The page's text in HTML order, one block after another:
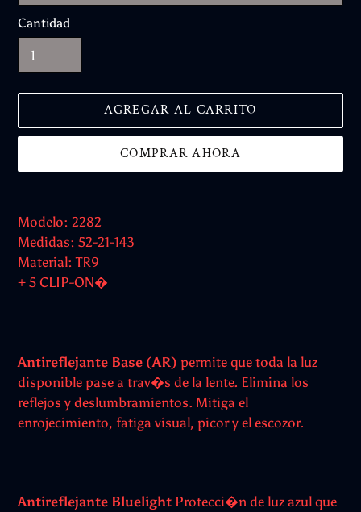
Cantidad
AGREGAR AL CARRITO
COMPRAR AHORA
el
producto
a
tu
Modelo: 2282
Medidas: 52-21-143
Material: TR9
+ 5 CLIP-ON�
Antireflejante Base (AR) permite que toda la luz
disponible pase a trav�s de la lente. Elimina los
reflejos y deslumbramientos. Mitiga el
enrojecimiento, fatiga visual, picor y el escozor.
Antireflejante Bluelight Protecci�n de luz azul que